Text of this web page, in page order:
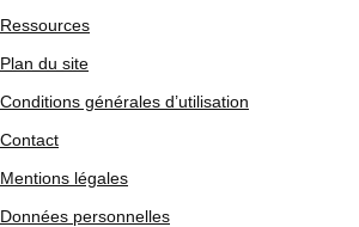
Ressources
Plan du site
Conditions générales d’utilisation
Contact
Mentions légales
Données personnelles